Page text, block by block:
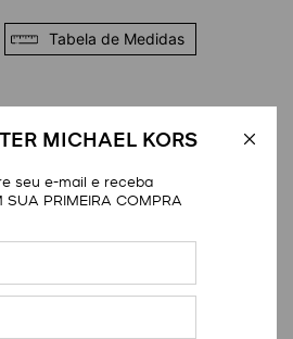
MICHAEL KORS
seu e-mail e receba
SUA PRIMEIRA COMPRA
Tabela de Medidas
não tem avaliações